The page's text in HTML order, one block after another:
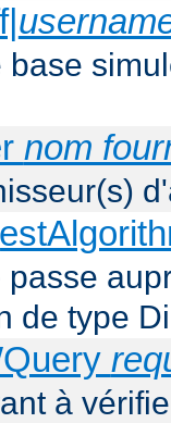
nom
de type
à